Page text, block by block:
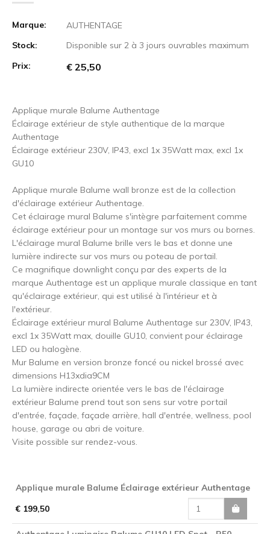
Marque:
AUTHENTAGE
Stock:
Disponible sur 2 à 3 jours ouvrables maximum
Prix:
€ 25,50
Applique murale Balume Authentage
Éclairage extérieur de style authentique de la marque
Authentage
Éclairage extérieur 230V, IP43, excl 1x 35Watt max, excl 1x
GU10
Applique murale Balume wall bronze est de la collection
d'éclairage extérieur Authentage.
Cet éclairage mural Balume s'intègre parfaitement comme
éclairage extérieur pour un montage sur vos murs ou bornes.
L'éclairage mural Balume brille vers le bas et donne une
lumière indirecte sur vos murs ou poteau de portail.
Ce magnifique downlight conçu par des experts de la
marque Authentage est un applique murale classique en tant
qu'éclairage extérieur, qui est utilisé à l'intérieur et à
l'extérieur.
Éclairage extérieur mural Balume Authentage sur 230V, IP43,
excl 1x 35Watt max, douille GU10, convient pour éclairage
LED ou halogène.
Mur Balume en version bronze foncé ou nickel brossé avec
dimensions H13xdia9CM
La lumière indirecte orientée vers le bas de l'éclairage
extérieur Balume prend tout son sens sur votre portail
d'entrée, façade, façade arrière, hall d'entrée, wellness, pool
house, garage ou abri de voiture.
Visite possible sur rendez-vous.
Applique murale Balume Éclairage extérieur Authentage
€ 199,50